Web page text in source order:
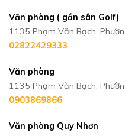
Văn phòng ( gần sân Golf)
1135 Phạm Văn Bạch,
02822429333
Văn phòng
1135 Phạm Văn Bạch,
0903869866
Văn phòng Quy Nhơn